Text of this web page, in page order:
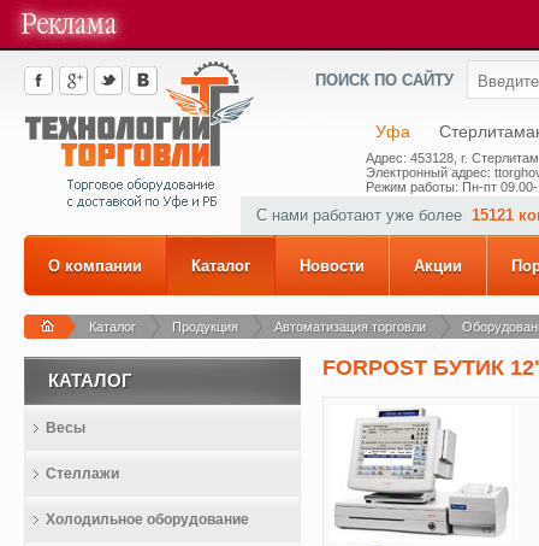
ПОИСК ПО САЙТУ
Уфа
Адрес: 453128, г.
Электронный адрес:
Режим работы: Пн-пт
С нами работают уже более 15121
О компании Каталог Новости Акции
Каталог Продукция Автоматизация торговли
FORPOST БУТИК
КАТАЛОГ
Весы
Стеллажи
Холодильное оборудование